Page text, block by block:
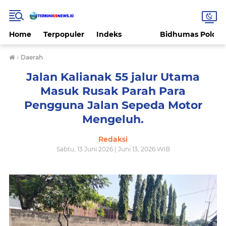
Home Terpopuler Indeks Bidhumas Polda
› Daerah
Jalan Kalianak 55 jalur Utama
Masuk Rusak Parah Para
Pengguna Jalan Sepeda Motor
Mengeluh.
Redaksi
Sabtu, 13 Juni 2026 | Juni 13, 2026 WIB